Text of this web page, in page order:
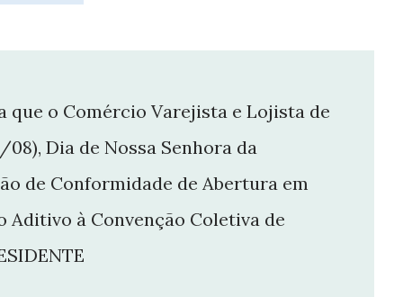
que o Comércio Varejista e Lojista de
Dia de Nossa Senhora da
de Conformidade de Abertura em
Aditivo à Convenção Coletiva de